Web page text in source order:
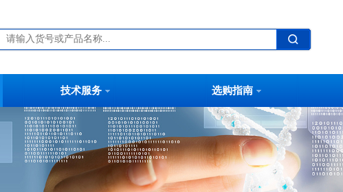
技术服务 选购指南